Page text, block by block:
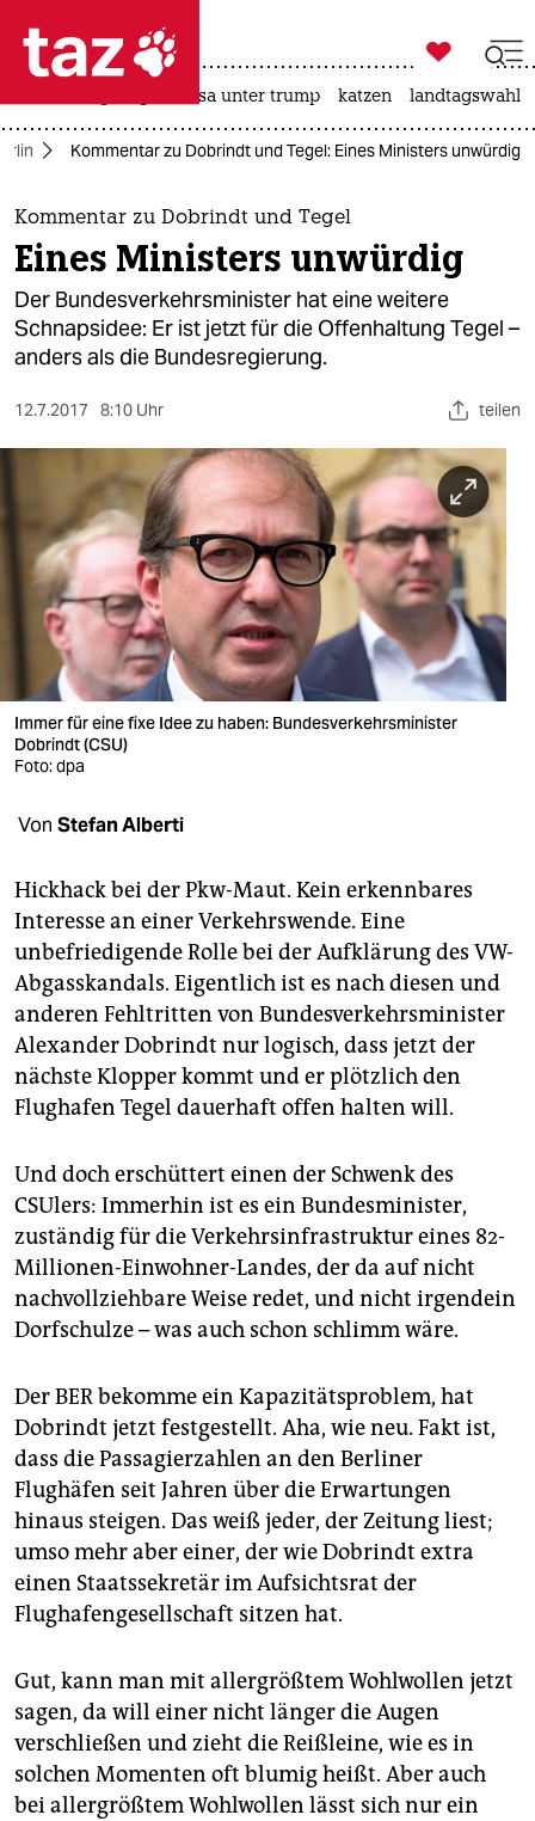
 taz zahl ich
taz zahl ich
themen
politik
öko
berlin
nord
wahrheit
verlag
verlag
shop
fragen & hilfe
unterstützen
abo
genossenschaft
epaper login

taz zahl ich
usa unter trump katzen landtagswahl
Kommentar zu Dobrindt und Tegel: Eines Ministers unwürdig
Kommentar zu Dobrindt und Tegel
Eines Ministers unwürdig
Der Bundesverkehrsminister hat eine weitere
Schnapsidee: Er ist jetzt für die Offenhaltung Tegel –
anders als die Bundesregierung.
12.7.2017 8:10 Uhr teilen
Immer für eine fixe Idee zu haben: Bundesverkehrsminister
Dobrindt (CSU)
Foto: dpa
Von Stefan Alberti
Hickhack bei der Pkw-Maut. Kein erkennbares
Interesse an einer Verkehrswende. Eine
unbefriedigende Rolle bei der Aufklärung des VW-
Abgasskandals. Eigentlich ist es nach diesen und
anderen Fehltritten von Bundesverkehrsminister
Alexander Dobrindt nur logisch, dass jetzt der
nächste Klopper kommt und er plötzlich den
Flughafen Tegel dauerhaft offen halten will.
Und doch erschüttert einen der Schwenk des
CSUlers: Immerhin ist es ein Bundesminister,
zuständig für die Verkehrsinfrastruktur eines 82-
Millionen-Einwohner-Landes, der da auf nicht
nachvollziehbare Weise redet, und nicht irgendein
Dorfschulze – was auch schon schlimm wäre.
Der BER bekomme ein Kapazitätsproblem, hat
Dobrindt jetzt festgestellt. Aha, wie neu. Fakt ist,
dass die Passagierzahlen an den Berliner
Flughäfen seit Jahren über die Erwartungen
hinaus steigen. Das weiß jeder, der Zeitung liest;
umso mehr aber einer, der wie Do­brindt extra
einen Staatssekretär im Aufsichtsrat der
Flughafengesellschaft sitzen hat.
Gut, kann man mit allergrößtem Wohlwollen jetzt
sagen, da will einer nicht länger die Augen
verschließen und zieht die Reißleine, wie es in
solchen Momenten oft blumig heißt. Aber auch
bei allergrößtem Wohlwollen lässt sich nur ein